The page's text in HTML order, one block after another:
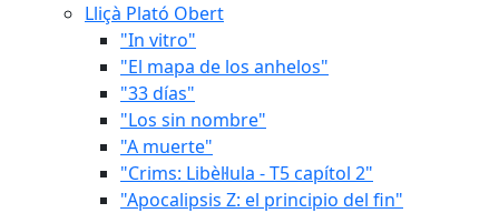
Lliçà Plató Obert
"In vitro"
"El mapa de los anhelos"
"33 días"
"Los sin nombre"
"A muerte"
"Crims: Libèl·lula - T5 capítol 2"
"Apocalipsis Z: el principio del fin"